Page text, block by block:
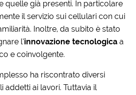
quelle già presenti. In particolare
il servizio sui cellulari con cui
Inoltre, da subito è stato
l’innovazione tecnologica a
e coinvolgente.
ha riscontrato diversi
addetti ai lavori. Tuttavia il